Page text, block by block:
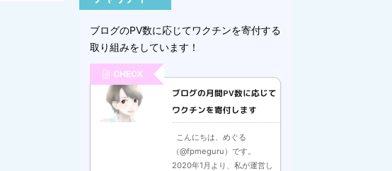
ブログのPV数に応じてワクチンを寄付する
取り組みをしています！
CHECK
ブログの月間PV数に応じて
ワクチンを寄付します
こんにちは、めぐる
（@fpmeguru）です。
2020年1月より、私が運営し